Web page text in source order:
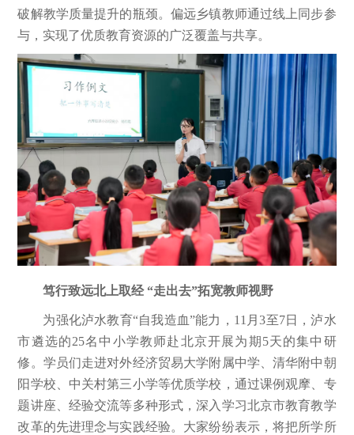
破解教学质量提升的瓶颈。偏远乡镇教师通过线上同步参
与，实现了优质教育资源的广泛覆盖与共享。
笃行致远北上取经 “走出去”拓宽教师视野
为强化泸水教育“自我造血”能力，11月3至7日，泸水
市遴选的25名中小学教师赴北京开展为期5天的集中研
修。学员们走进对外经济贸易大学附属中学、清华附中朝
阳学校、中关村第三小学等优质学校，通过课例观摩、专
题讲座、经验交流等多种形式，深入学习北京市教育教学
改革的先进理念与实践经验。大家纷纷表示，将把所学所